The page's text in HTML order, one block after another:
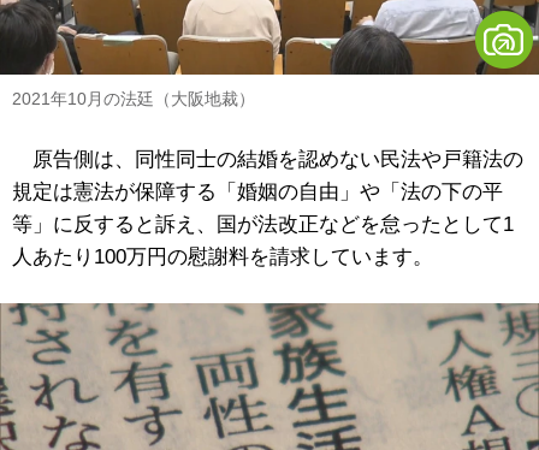
2021年10月の法廷（大阪地裁）
原告側は、同性同士の結婚を認めない民法や戸籍法の
規定は憲法が保障する「婚姻の自由」や「法の下の平
等」に反すると訴え、国が法改正などを怠ったとして1
人あたり100万円の慰謝料を請求しています。